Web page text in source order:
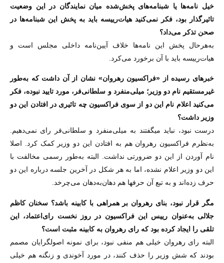
‌خیل نامه‌ها یا شبنامه‌های پخش‌شده میان نمایندگان در این وضعیت
تاثیرگذار بود، فکر نمی‌کنید هیات‌رییسه باید به پخش این شبنامه‌ها در
صحن تذکر می‌داد؟
به‌هرحال پخش این نامه‌ها خلاف آیین‌نامه داخلی مجلس است و
هیات‌رییسه باید با آن برخورد می‌کرد.
‌خبرهای رسیده از «فراکسیون رهروان» نشان از آن داشت که به‌طور
غیرمستقیم نام دو وزیر؛ میلی‌منفرد و سلطانی‌فر، مورد تایید نبوده، فکر
می‌کنید اعلام نام این دو از سوی فراکسیون چه تاثیری در افتادن این دو
وزیر داشت؟
درست نبود، نباید می‏گفتند به میلی‌منفرد و سلطانی‌فر رای نمی‌دهیم.
به‌نظرم فراکسیون رهروان هم به افتادن این دو وزیر کمک کرد. اصلا
نام آوردن از این دو ضرورتی نداشت. البته به‌طور رسمی مخالفت با
این دو وزیر اعلام نشده، اما به هر شکل در آخرین جلسه درباره این دو
حرف زده‌اند و به تبع آن حرف‏ها هم دهان‌به‌دهان می‌چرخد.
‌مگر قرار نبود، بنای رهروان بر همراهی با کابینه باشد؟ سخنان کاظم
جلالی به‌عنوان رییس این فراکسیون در روز نخست رای‌اعتماد، این
تلقی را ایجاد کرده بود که رای رهروان به کابینه مثبت است؟
البته رای رهروان خیلی هم منفی نبود، برای نمونه اصولگرایان مصمم
بودند که شش وزیر را حذف کنند، در مورد آخوندی و زنگنه هم خیلی